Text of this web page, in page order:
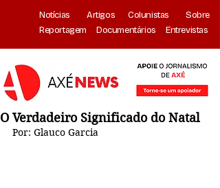
Notícias Artigos Colunistas
Sobre
Reportagem
Documentários Entrevistas
O Verdadeiro Significado do Natal
Por: Glauco Garcia